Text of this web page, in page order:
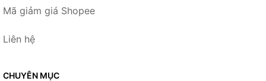
Mã giảm giá Shopee
Liên hệ
CHUYÊN MỤC